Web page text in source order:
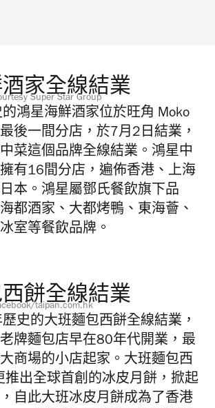
酒家全線結業
Super Star Group
鴻星海鮮酒家位於旺角 Moko
後一間分店，於7月2日結業，
菜這個品牌全線結業。 鴻星中
有16間分店，遍佈香港、上海
本。鴻星屬鄧氏餐飲旗下品
都酒家、大都烤鴨、東海薈、
室等餐飲品牌。
餅全線結業
taipan.com.hk
史的大班麵包西餅全線結業，
牌麵包店早在80年代開業，最
商場的小店起家。大班麵包西
推出全球首創的冰皮月餅，掀起
自此大班冰皮月餅成為了香港